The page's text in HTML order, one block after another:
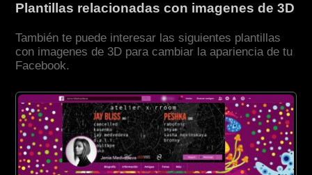
Plantillas relacionadas con imagenes de 3D
También te puede interesar las siguientes plantillas
con imagenes de 3D para cambiar la apariencia de tu
Facebook.